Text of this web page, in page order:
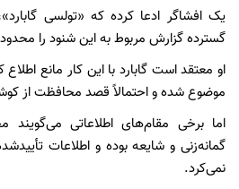
یک افشاگر ادعا کرده که «تولسی
گسترده گزارش مربوط به این شنود را
او معتقد است گابارد با این کار مانع
موضوع شده و احتمالاً قصد محافظت از
اما برخی مقام‌های اطلاعاتی می‌گویند
گمانه‌زنی و شایعه بوده و اطلاعات
نمی‌کرد.